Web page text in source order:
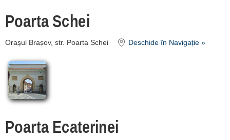
Poarta Schei
Orașul Brașov, str. Poarta Schei Deschide în Navigație »
Poarta Ecaterinei